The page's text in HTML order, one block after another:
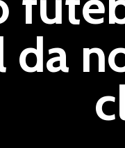
da